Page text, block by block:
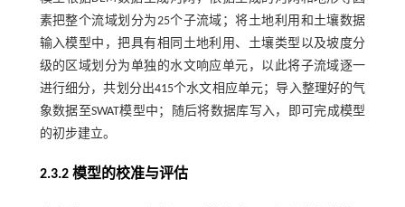
素把整个流域划分为25个子流域；将土地利用和土壤数据
输入模型中，把具有相同土地利用、土壤类型以及坡度分
级的区域划分为单独的水文响应单元，以此将子流域逐一
进行细分，共划分出415个水文相应单元；导入整理好的气
象数据至SWAT模型中；随后将数据库写入，即可完成模型
的初步建立。
2.3.2 模型的校准与评估